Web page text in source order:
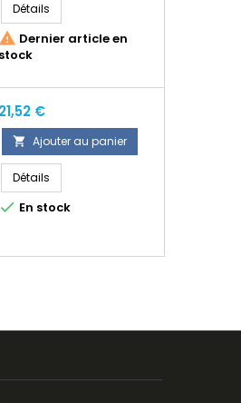
Détails
 Dernier article en
stock
Prix
21,52 €
 Ajouter au panier
Détails
 En stock